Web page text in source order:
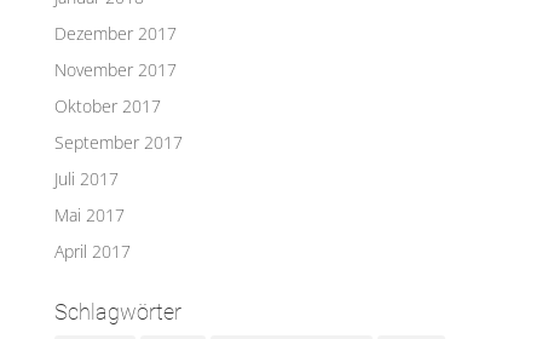
Dezember 2017
November 2017
Oktober 2017
September 2017
Juli 2017
Mai 2017
April 2017
Schlagwörter